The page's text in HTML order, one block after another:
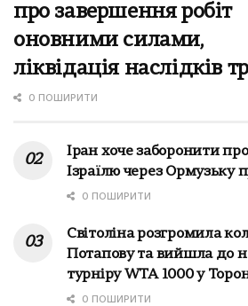
про завершення робіт
оновними силами,
ліквідація наслідків
0 ПОШИРИТИ
Іран хоче заборонити
Ізраїлю через Ормузьку
0 ПОШИРИТИ
Світоліна розгромила
Потапову та вийшла до
турніру WTA 1000 у
0 ПОШИРИТИ